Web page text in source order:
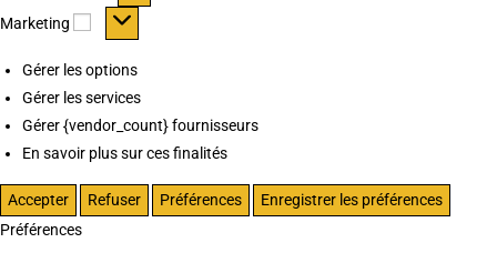
Marketing Marketing
Gérer les options
Gérer les services
Gérer {vendor_count} fournisseurs
En savoir plus sur ces finalités
Accepter Refuser Préférences
Enregistrer les préférences
Préférences